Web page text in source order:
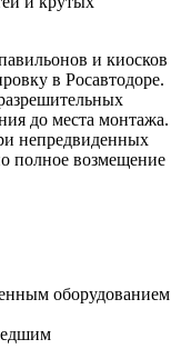
и киосков
в Росавтодоре.
до места монтажа.
непредвиденных
полное возмещение
оборудованием